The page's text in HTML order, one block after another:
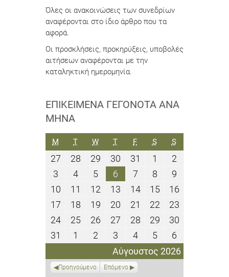
Όλες οι ανακοινώσεις των συνεδρίων
αναφέρονται στο ίδιο άρθρο που τα
αφορά.
Οι προσκλήσεις, προκηρύξεις, υποβολές
αιτήσεων αναφέρονται με την
καταληκτική ημερομηνία.
ΕΠΙΚΕΊΜΕΝΑ ΓΕΓΟΝΌΤΑ ΑΝΆ
ΜΉΝΑ
Αύγουστος 2026
M ΔΕΥΤΈΡΑ
TΤΡΊΤΗ
WΤΕΤΆΡΤΗ
TΠΈΜΠΤΗ
FΠΑΡΑΣΚΕΥΉ
SΣΆΒΒΑΤΟ
SΚΥΡΙΑΚΉ
27
Ιουλίου
2026
28
Ιουλίου
2026
29
Ιουλίου
2026
30
Ιουλίου
2026
31
Ιουλίου
2026
1
Αυγούστου
2026
22
3
Αυγούστου
2026
44
Αυγούστου
2026
55
Αυγούστου
2026
6
Αυγούστου
2026
77
Αυγούστου
2026
88
Αυγούστου
2026
99
Αυγούστου
2026
10
Αυγούστου
2026
11
Αυγούστου
2026
12
Αυγούστου
2026
13
Αυγούστου
2026
1414
Αυγούστου
2026
1515
Αυγούστου
2026
1616
Αυγούστου
2026
17
Αυγούστου
2026
18
Αυγούστου
2026
19
Αυγούστου
2026
20
Αυγούστου
2026
21
Αυγούστου
2026
2222
Αυγούστου
2026
2323
2026
2424
Αυγούστου
2026
2525
Αυγούστου
2026
26
Αυγούστου
2026
27
Αυγούστου
2026
2828
Αυγούστου
2026
2929
Αυγούστου
2026
3030
2026
31
Αυγούστου
1
Σεπτεμβρίου
2
Σεπτεμβρίου
2026
3
Σεπτεμβρίου
2026
44
Σεπτεμβρίου
2026
55
Σεπτεμβρίου
2026
66
2026
Προηγούμενο Επόμενο